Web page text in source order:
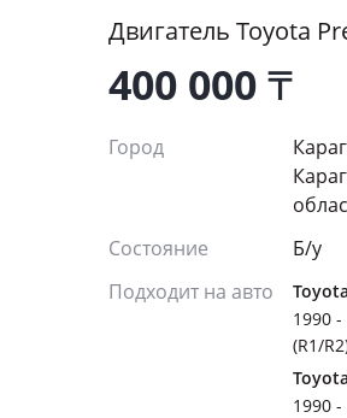
Двигатель Toyota
400 000₸
Город
Состояние
Б/y
Подходит на авто
1990
(R1/
1990 -